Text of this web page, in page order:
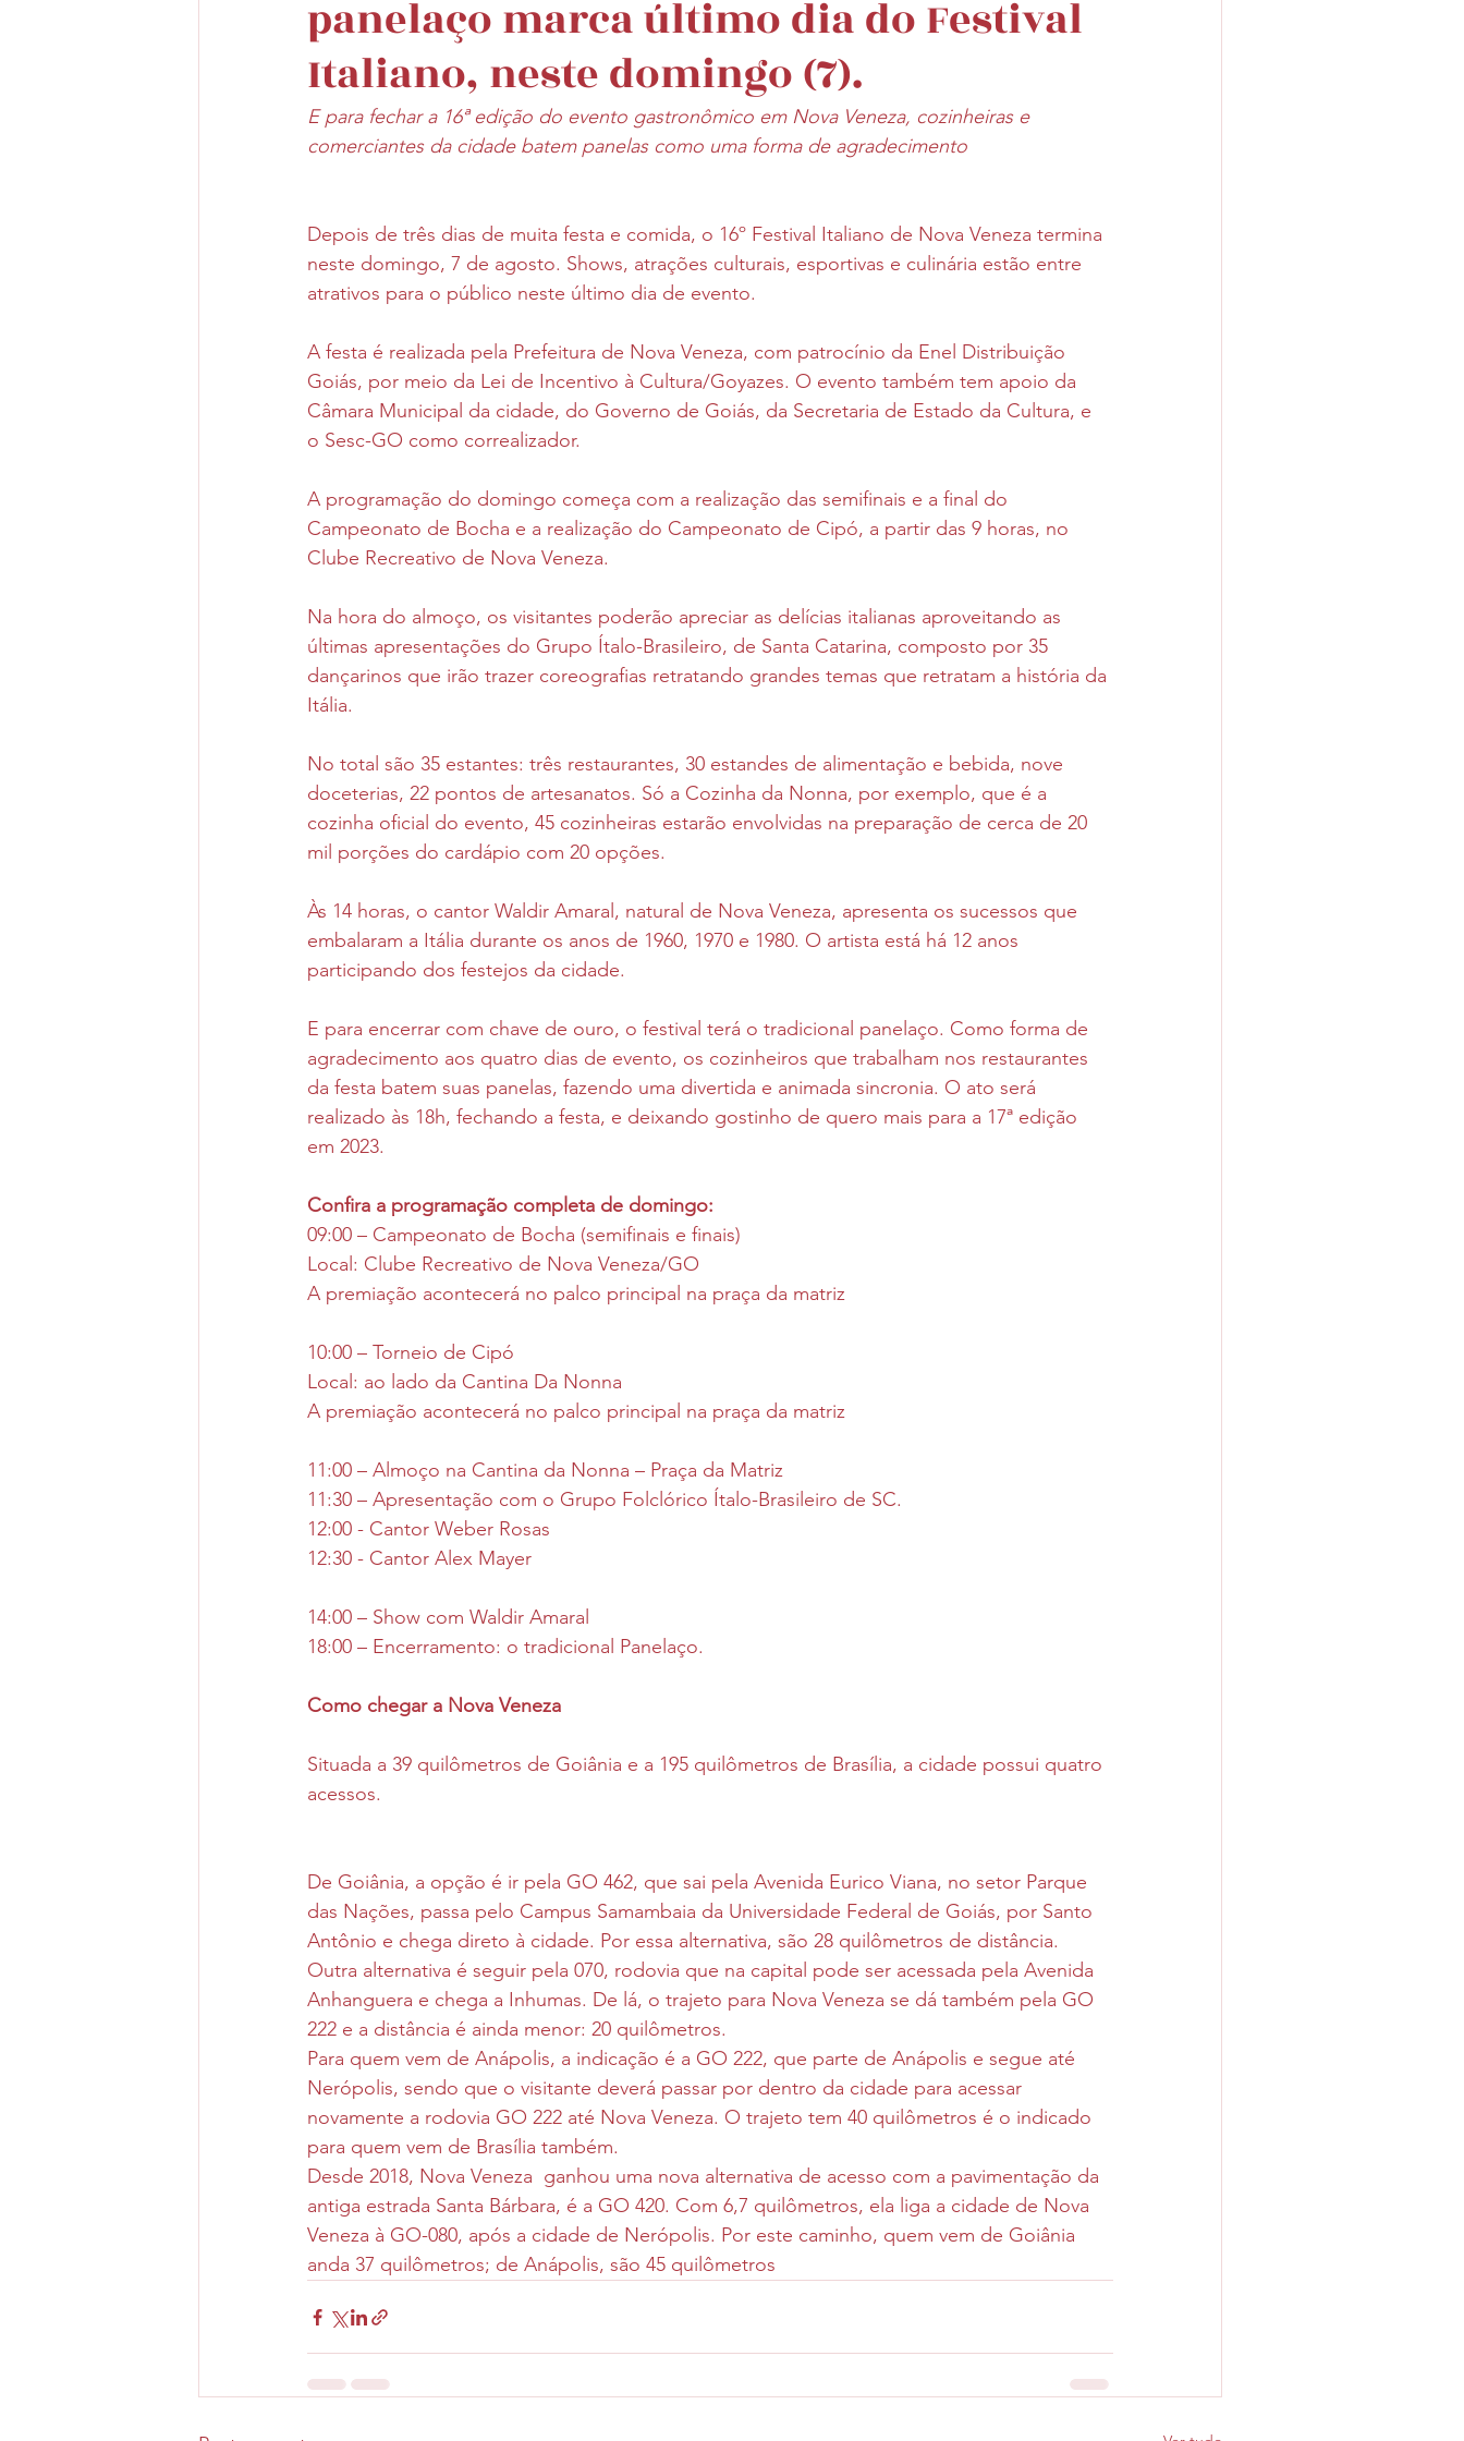
panelaço marca último dia do Festival
Italiano, neste domingo (7).
E para fechar a 16ª edição do evento gastronômico em Nova Veneza, cozinheiras e
comerciantes da cidade batem panelas como uma forma de agradecimento
Depois de três dias de muita festa e comida, o 16º Festival Italiano de Nova Veneza termina
neste domingo, 7 de agosto. Shows, atrações culturais, esportivas e culinária estão entre
atrativos para o público neste último dia de evento.
A festa é realizada pela Prefeitura de Nova Veneza, com patrocínio da Enel Distribuição
Goiás, por meio da Lei de Incentivo à Cultura/Goyazes. O evento também tem apoio da
Câmara Municipal da cidade, do Governo de Goiás, da Secretaria de Estado da Cultura, e
o Sesc-GO como correalizador.
A programação do domingo começa com a realização das semifinais e a final do
Campeonato de Bocha e a realização do Campeonato de Cipó, a partir das 9 horas, no
Clube Recreativo de Nova Veneza.
Na hora do almoço, os visitantes poderão apreciar as delícias italianas aproveitando as
últimas apresentações do Grupo Ítalo-Brasileiro, de Santa Catarina, composto por 35
dançarinos que irão trazer coreografias retratando grandes temas que retratam a história da
Itália.
No total são 35 estantes: três restaurantes, 30 estandes de alimentação e bebida, nove
doceterias, 22 pontos de artesanatos. Só a Cozinha da Nonna, por exemplo, que é a
cozinha oficial do evento, 45 cozinheiras estarão envolvidas na preparação de cerca de 20
mil porções do cardápio com 20 opções.
Às 14 horas, o cantor Waldir Amaral, natural de Nova Veneza, apresenta os sucessos que
embalaram a Itália durante os anos de 1960, 1970 e 1980. O artista está há 12 anos
participando dos festejos da cidade.
E para encerrar com chave de ouro, o festival terá o tradicional panelaço. Como forma de
agradecimento aos quatro dias de evento, os cozinheiros que trabalham nos restaurantes
da festa batem suas panelas, fazendo uma divertida e animada sincronia. O ato será
realizado às 18h, fechando a festa, e deixando gostinho de quero mais para a 17ª edição
em 2023.
Confira a programação completa de domingo:
09:00 – Campeonato de Bocha (semifinais e finais)
Local: Clube Recreativo de Nova Veneza/GO
A premiação acontecerá no palco principal na praça da matriz
10:00 – Torneio de Cipó
Local: ao lado da Cantina Da Nonna
A premiação acontecerá no palco principal na praça da matriz
11:00 – Almoço na Cantina da Nonna – Praça da Matriz
11:30 – Apresentação com o Grupo Folclórico Ítalo-Brasileiro de SC.
12:00 - Cantor Weber Rosas
12:30 - Cantor Alex Mayer
14:00 – Show com Waldir Amaral
18:00 – Encerramento: o tradicional Panelaço.
Como chegar a Nova Veneza
Situada a 39 quilômetros de Goiânia e a 195 quilômetros de Brasília, a cidade possui quatro
acessos.
De Goiânia, a opção é ir pela GO 462, que sai pela Avenida Eurico Viana, no setor Parque
das Nações, passa pelo Campus Samambaia da Universidade Federal de Goiás, por Santo
Antônio e chega direto à cidade. Por essa alternativa, são 28 quilômetros de distância.
Outra alternativa é seguir pela 070, rodovia que na capital pode ser acessada pela Avenida
Anhanguera e chega a Inhumas. De lá, o trajeto para Nova Veneza se dá também pela GO
222 e a distância é ainda menor: 20 quilômetros.
Para quem vem de Anápolis, a indicação é a GO 222, que parte de Anápolis e segue até
Nerópolis, sendo que o visitante deverá passar por dentro da cidade para acessar
novamente a rodovia GO 222 até Nova Veneza. O trajeto tem 40 quilômetros é o indicado
para quem vem de Brasília também.
Desde 2018, Nova Veneza  ganhou uma nova alternativa de acesso com a pavimentação da
antiga estrada Santa Bárbara, é a GO 420. Com 6,7 quilômetros, ela liga a cidade de Nova
Veneza à GO-080, após a cidade de Nerópolis. Por este caminho, quem vem de Goiânia
anda 37 quilômetros; de Anápolis, são 45 quilômetros